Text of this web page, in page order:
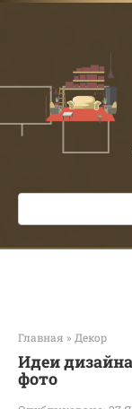
Перейти
Поиск:
Главная » Декор
Идеи
фото